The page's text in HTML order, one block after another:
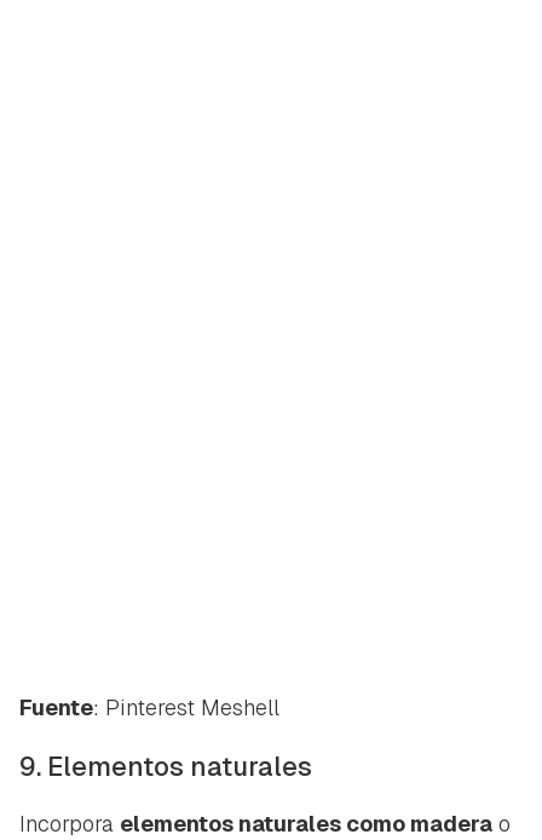
Fuente: Pinterest Meshell
9. Elementos naturales
Incorpora elementos naturales como madera o